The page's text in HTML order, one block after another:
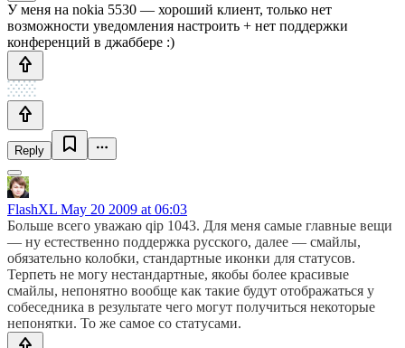
У меня на nokia 5530 — хороший клиент, только нет
возможности уведомления настроить + нет поддержки
конференций в джаббере :)
Reply
FlashXL May 20 2009 at 06:03
Больше всего уважаю qip 1043. Для меня самые главные вещи
— ну естественно поддержка русского, далее — смайлы,
обязательно колобки, стандартные иконки для статусов.
Терпеть не могу нестандартные, якобы более красивые
смайлы, непонятно вообще как такие будут отображаться у
собеседника в результате чего могут получиться некоторые
непонятки. То же самое со статусами.